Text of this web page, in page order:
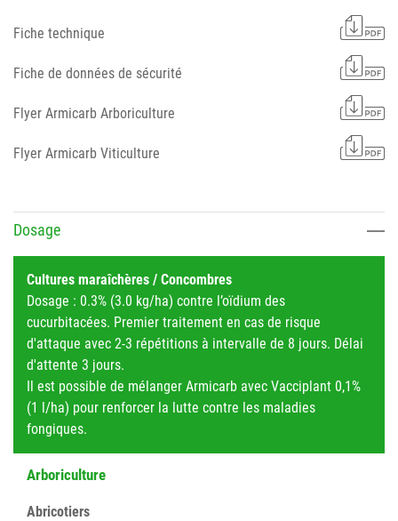
Fiche technique
Fiche de données de sécurité
Flyer Armicarb Arboriculture
Flyer Armicarb Viticulture
Dosage
Cultures maraîchères / Concombres
Dosage : 0.3% (3.0 kg/ha) contre l’oïdium des
cucurbitacées. Premier traitement en cas de risque
d'attaque avec 2-3 répétitions à intervalle de 8 jours. Délai
d'attente 3 jours.
Il est possible de mélanger Armicarb avec Vacciplant 0,1%
(1 l/ha) pour renforcer la lutte contre les maladies
fongiques.
Arboriculture
Abricotiers